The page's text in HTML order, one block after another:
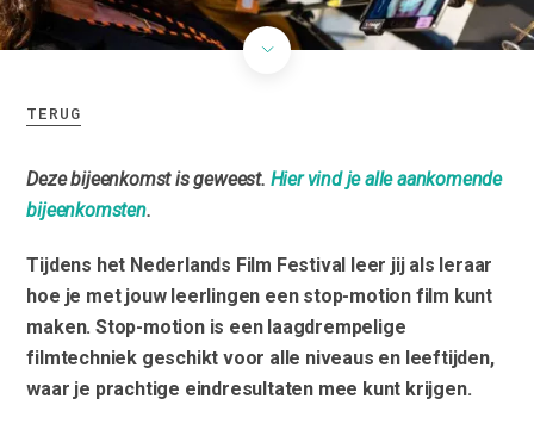
TERUG
Deze bijeenkomst is geweest. Hier vind je alle aankomende
bijeenkomsten.
Tijdens het Nederlands Film Festival leer jij als leraar
hoe je met jouw leerlingen een stop-motion film kunt
maken. Stop-motion is een laagdrempelige
filmtechniek geschikt voor alle niveaus en leeftijden,
waar je prachtige eindresultaten mee kunt krijgen.